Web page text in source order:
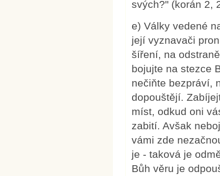
svých?" (korán 2,
e) Války vedené
její vyznavači
šíření, na
bojujte na stezce
nečiňte bezpráví,
dopouštějí.
míst, odkud oni
zabití. Avšak
vámi zde
je - taková je
Bůh věru je